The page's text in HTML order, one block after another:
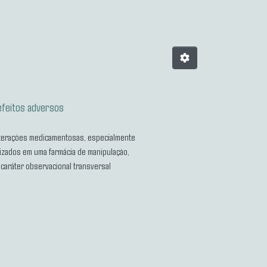
adversos
medicamentosas, especialmente
em uma farmácia de manipulação,
observacional transversal